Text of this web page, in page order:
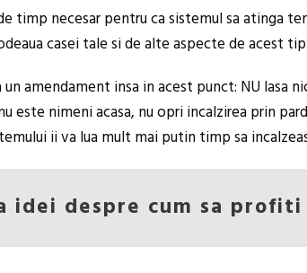
timp necesar pentru ca sistemul sa atinga
casei tale si de alte aspecte de acest tip.
un amendament insa in acest punct: NU
este nimeni acasa, nu opri incalzirea prin
ii va lua mult mai putin timp sa
idei despre cum sa